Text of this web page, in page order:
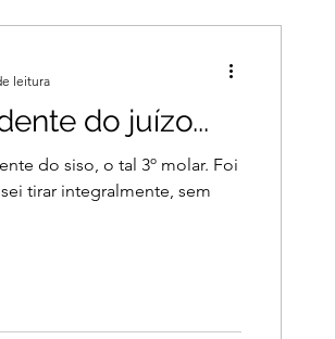
do juízo...
do siso, o tal 3º molar. Foi
tirar integralmente, sem
leitura